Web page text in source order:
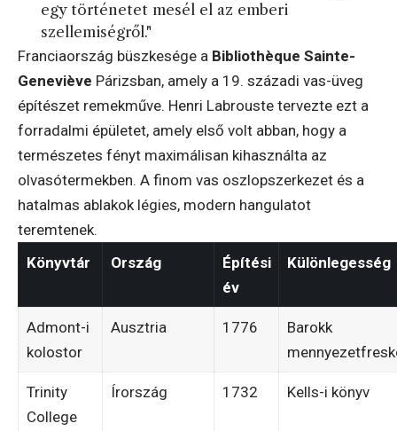
egy történetet mesél el az emberi
szellemiségről."
Franciaország büszkesége a Bibliothèque Sainte-
Geneviève Párizsban, amely a 19. századi vas-üveg
építészet remekműve. Henri Labrouste tervezte ezt a
forradalmi épületet, amely első volt abban, hogy a
természetes fényt maximálisan kihasználta az
olvasótermekben. A finom vas oszlopszerkezet és a
hatalmas ablakok légies, modern hangulatot
teremtenek.
Könyvtár
Ország
Építési
év
Különlegesség
Admont-i
kolostor
Ausztria 1776
Barokk
Trinity
College
Írország 1732 Kells-i könyv